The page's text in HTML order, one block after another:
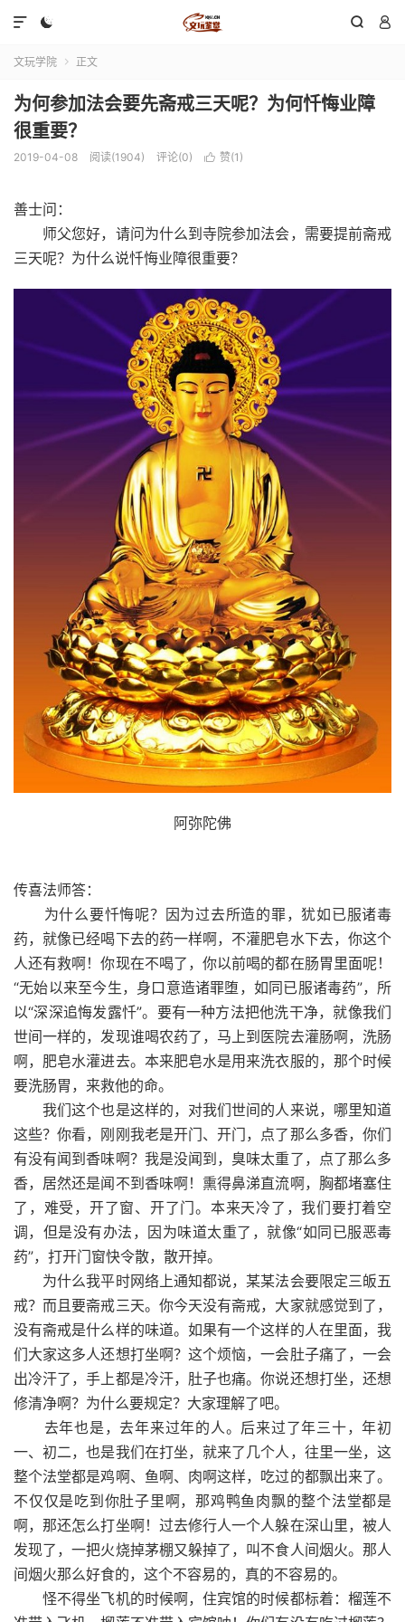
  

文玩学院  正文
为何参加法会要先斋戒三天呢？为何忏悔业障
很重要？
2019-04-08 阅读(1904) 评论(0)  赞(1 )
善士问：
师父您好，请问为什么到寺院参加法会，需要提前斋戒
三天呢？为什么说忏悔业障很重要？
阿弥陀佛
传喜法师答：
为什么要忏悔呢？因为过去所造的罪，犹如已服诸毒
药，就像已经喝下去的药一样啊，不灌肥皂水下去，你这个
人还有救啊！你现在不喝了，你以前喝的都在肠胃里面呢！
“无始以来至今生，身口意造诸罪堕，如同已服诸毒药”，所
以“深深追悔发露忏”。要有一种方法把他洗干净，就像我们
世间一样的，发现谁喝农药了，马上到医院去灌肠啊，洗肠
啊，肥皂水灌进去。本来肥皂水是用来洗衣服的，那个时候
要洗肠胃，来救他的命。
我们这个也是这样的，对我们世间的人来说，哪里知道
这些？你看，刚刚我老是开门、开门，点了那么多香，你们
有没有闻到香味啊？我是没闻到，臭味太重了，点了那么多
香，居然还是闻不到香味啊！熏得鼻涕直流啊，胸都堵塞住
了，难受，开了窗、开了门。本来天冷了，我们要打着空
调，但是没有办法，因为味道太重了，就像“如同已服恶毒
药”，打开门窗快令散，散开掉。
为什么我平时网络上通知都说，某某法会要限定三皈五
戒？而且要斋戒三天。你今天没有斋戒，大家就感觉到了，
没有斋戒是什么样的味道。如果有一个这样的人在里面，我
们大家这多人还想打坐啊？这个烦恼，一会肚子痛了，一会
出冷汗了，手上都是冷汗，肚子也痛。你说还想打坐，还想
修清净啊？为什么要规定？大家理解了吧。
去年也是，去年来过年的人。后来过了年三十，年初
一、初二，也是我们在打坐，就来了几个人，往里一坐，这
整个法堂都是鸡啊、鱼啊、肉啊这样，吃过的都飘出来了。
不仅仅是吃到你肚子里啊，那鸡鸭鱼肉飘的整个法堂都是
啊，那还怎么打坐啊！过去修行人一个人躲在深山里，被人
发现了，一把火烧掉茅棚又躲掉了，叫不食人间烟火。那人
间烟火那么好食的，这个不容易的，真的不容易的。
怪不得坐飞机的时候啊，住宾馆的时候都标着：榴莲不